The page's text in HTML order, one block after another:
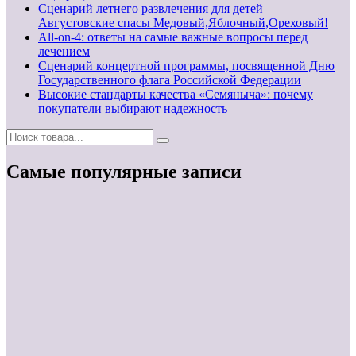
Сценарий летнего развлечения для детей —
Августовские спасы Медовый,Яблочный,Ореховый!
All-on-4: ответы на самые важные вопросы перед
лечением
Сценарий концертной программы, посвященной Дню
Государственного флага Российской Федерации
Высокие стандарты качества «Семяныча»: почему
покупатели выбирают надежность
Самые популярные записи